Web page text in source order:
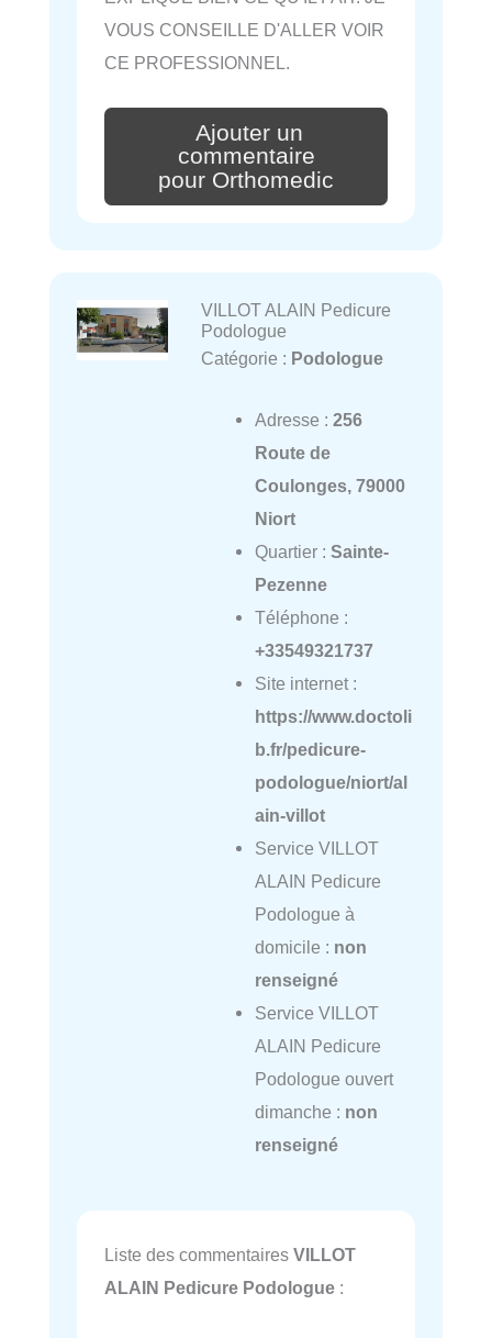
VOUS CONSEILLE D'ALLER VOIR
CE PROFESSIONNEL.
Ajouter un
commentaire
pour Orthomedic
VILLOT ALAIN Pedicure
Podologue
Catégorie : Podologue
Adresse : 256
Route de
Coulonges, 79000
Niort
Quartier : Sainte-
Pezenne
Téléphone :
+33549321737
Site internet :
https://www.doctoli
b.fr/pedicure-
podologue/niort/al
ain-villot
Service VILLOT
ALAIN Pedicure
Podologue à
domicile : non
renseigné
Service VILLOT
ALAIN Pedicure
Podologue ouvert
dimanche : non
renseigné
Liste des commentaires VILLOT
ALAIN Pedicure Podologue :